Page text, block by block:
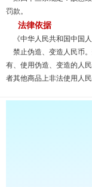
罚款。
法律依据
《中华人民共和国中国
禁止伪造、变造人民币
有、使用伪造、变造的人
者其他商品上非法使用人民